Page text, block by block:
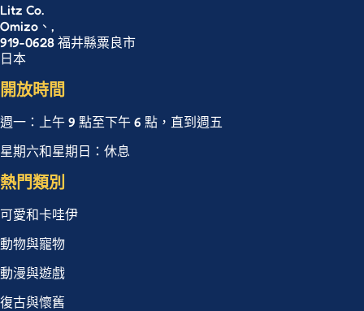
Litz Co.
Omizo、,
919-0628 福井縣粟良市
日本
開放時間
週一：上午 9 點至下午 6 點，直到週五
星期六和星期日：休息
熱門類別
可愛和卡哇伊
動物與寵物
動漫與遊戲
復古與懷舊